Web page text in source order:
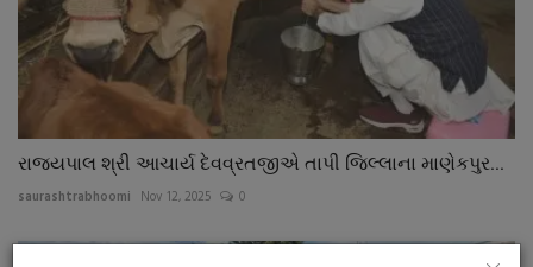
રાજ્યપાલ શ્રી આચાર્ય દેવવ્રતજીએ તાપી જિલ્લાના માણેકપુર...
saurashtrabhoomi Nov 12, 2025 0